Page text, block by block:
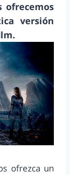
ofrecemos
versión
ofrezca un